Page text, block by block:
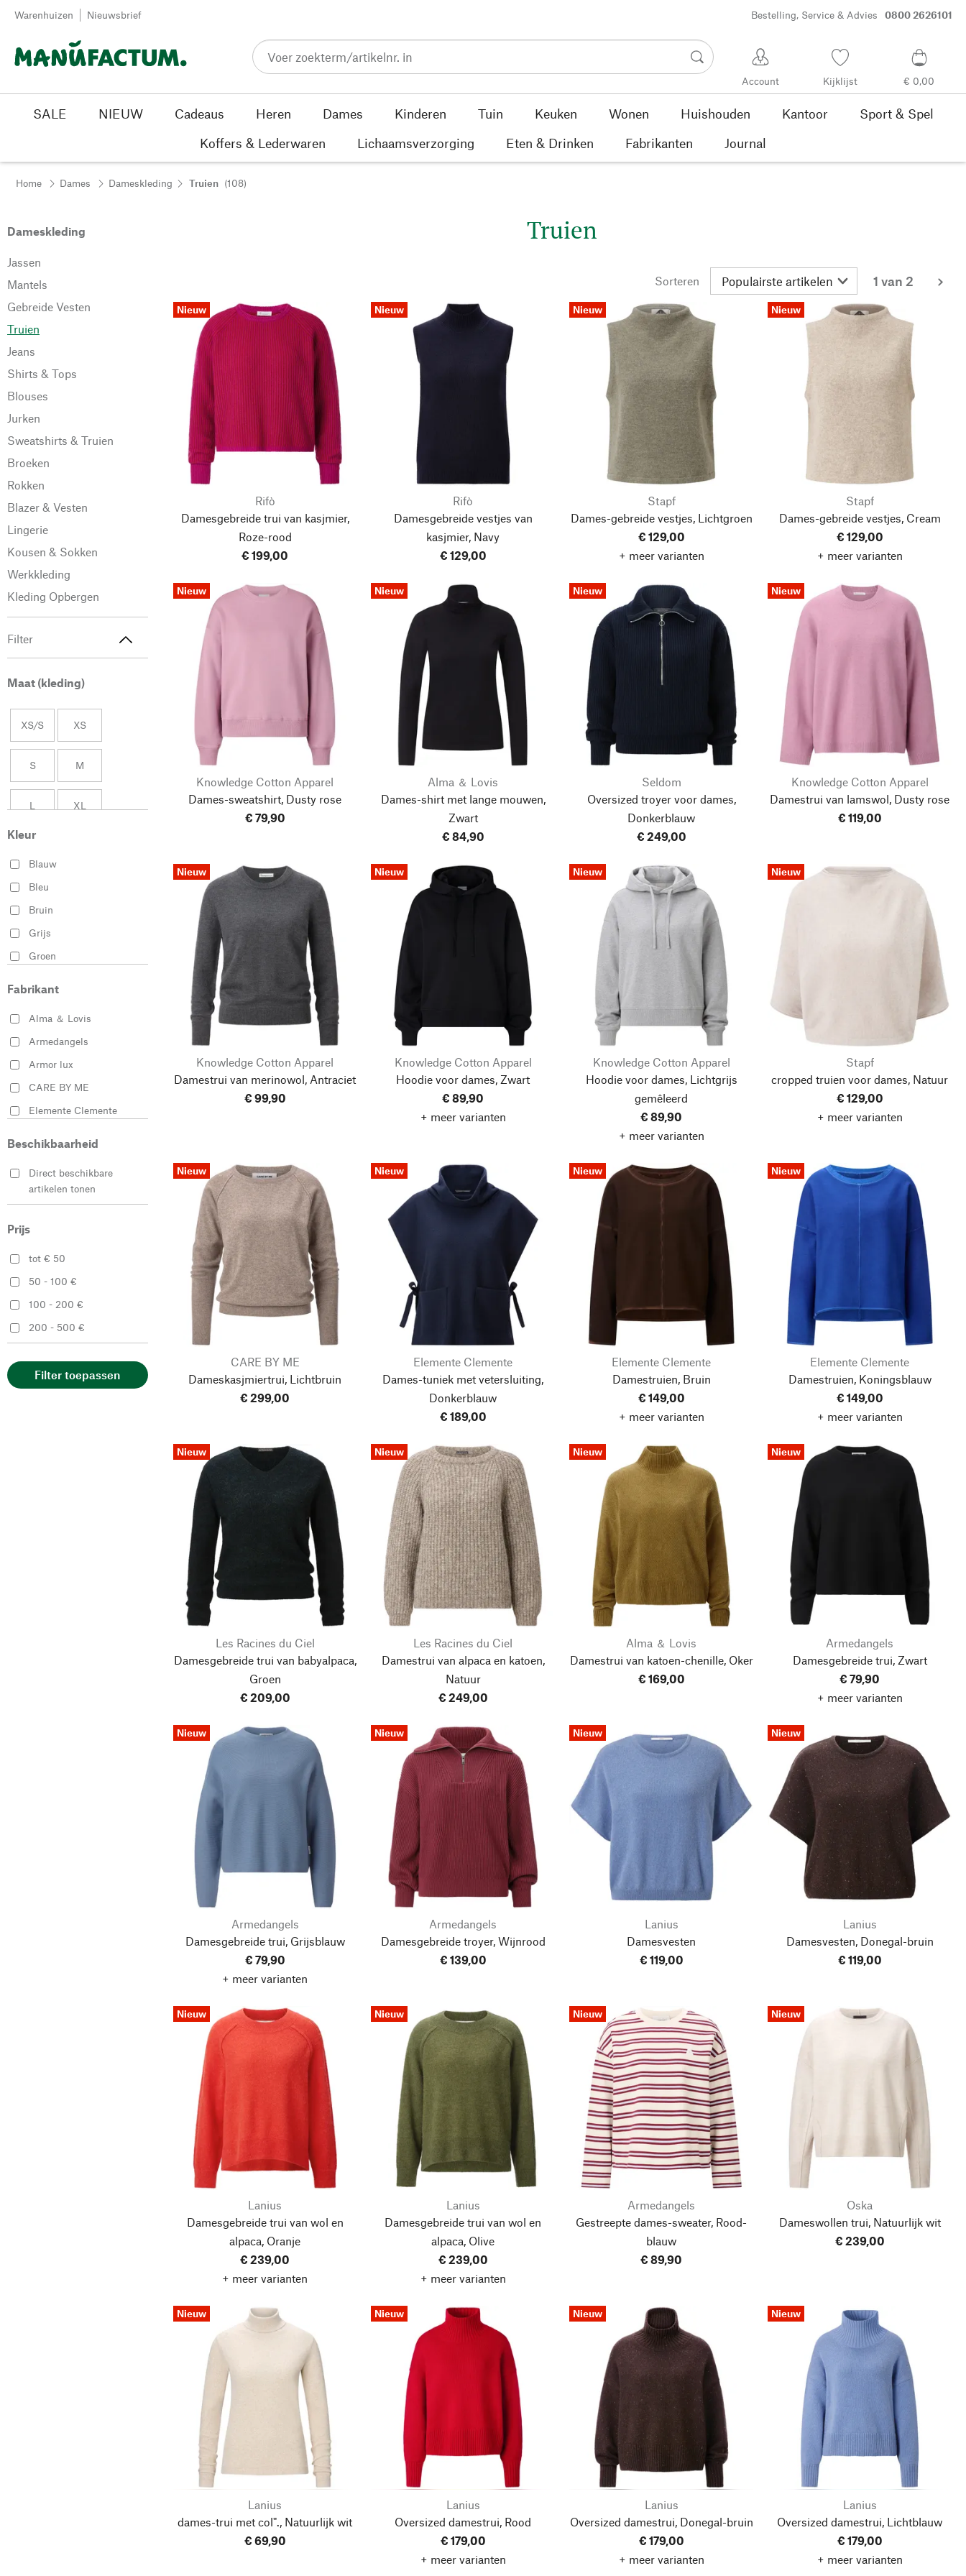
Passer au contenu
Warenhuizen Nieuwsbrief Bestelling, Service & Advies 0800 2626101
Account Kijklijst € 0,00
SALE NIEUW Cadeaus Heren Dames Kinderen Tuin Keuken Wonen Huishouden Kantoor
Sport & Spel
Koffers & Lederwaren
Lichaamsverzorging Eten & Drinken Fabrikanten Journal
Home Dames Dameskleding Truien (108)
Dameskleding
Jassen
Mantels
Gebreide Vesten
Truien
Jeans
Shirts & Tops
Blouses
Jurken
Sweatshirts & Truien
Broeken
Rokken
Blazer & Vesten
Lingerie
Kousen & Sokken
Werkkleding
Kleding Opbergen
Filter
Maat (kleding)
XS/S XS
S M
L XL
34
42 44
2 (38) 3 (40)
3 (44) 4 (42)
0 (34/36) I (36-40)
II (42-46) 2 (40/42)
Kleur
Blauw
Bleu
Bruin
Grijs
Groen
Wit
Zwart
Fabrikant
Alma ＆ Lovis
Armedangels
Armor lux
CARE BY ME
Elemente Clemente
Jan ’n June
Knowledge Cotton
Les Racines du Ciel
Merz b. Schwanen
Moismont
Oska
Rifò
Beschikbaarheid
Direct beschikbare
artikelen tonen
Prijs
tot € 50
50 - 100 €
100 - 200 €
200 - 500 €
Filter toepassen
Truien
Sorteren
1 van 2
Nieuw
Rifò
Damesgebreide trui van kasjmier,
Roze-rood
€ 199,00
Nieuw
Rifò
Damesgebreide vestjes van
kasjmier, Navy
€ 129,00
Nieuw
Stapf
Dames-gebreide vestjes, Lichtgroen
€ 129,00
+ meer varianten
Nieuw
Stapf
Dames-gebreide vestjes, Cream
€ 129,00
+ meer varianten
Nieuw
Knowledge Cotton Apparel
Dames-sweatshirt, Dusty rose
€ 79,90
Nieuw
Alma ＆ Lovis
Dames-shirt met lange mouwen,
Zwart
€ 84,90
Nieuw
Seldom
Oversized troyer voor dames,
Donkerblauw
€ 249,00
Nieuw
Knowledge Cotton Apparel
Damestrui van lamswol, Dusty rose
€ 119,00
Nieuw
Knowledge Cotton Apparel
Damestrui van merinowol, Antraciet
€ 99,90
Nieuw
Knowledge Cotton Apparel
Hoodie voor dames, Zwart
€ 89,90
+ meer varianten
Nieuw
Knowledge Cotton Apparel
Hoodie voor dames, Lichtgrijs
gemêleerd
€ 89,90
+ meer varianten
Nieuw
Stapf
cropped truien voor dames, Natuur
€ 129,00
+ meer varianten
Nieuw
CARE BY ME
Dameskasjmiertrui, Lichtbruin
€ 299,00
Nieuw
Elemente Clemente
Dames-tuniek met vetersluiting,
Donkerblauw
€ 189,00
Nieuw
Elemente Clemente
Damestruien, Bruin
€ 149,00
+ meer varianten
Nieuw
Elemente Clemente
Damestruien, Koningsblauw
€ 149,00
+ meer varianten
Nieuw
Les Racines du Ciel
Damesgebreide trui van babyalpaca,
Groen
€ 209,00
Nieuw
Les Racines du Ciel
Damestrui van alpaca en katoen,
Natuur
€ 249,00
Nieuw
Alma ＆ Lovis
Damestrui van katoen-chenille, Oker
€ 169,00
Nieuw
Armedangels
Damesgebreide trui, Zwart
€ 79,90
+ meer varianten
Nieuw
Armedangels
Damesgebreide trui, Grijsblauw
€ 79,90
+ meer varianten
Nieuw
Armedangels
Damesgebreide troyer, Wijnrood
€ 139,00
Nieuw
Lanius
Damesvesten
€ 119,00
Nieuw
Lanius
Damesvesten, Donegal-bruin
€ 119,00
Nieuw
Lanius
Damesgebreide trui van wol en
alpaca, Oranje
€ 239,00
+ meer varianten
Nieuw
Lanius
Damesgebreide trui van wol en
alpaca, Olive
€ 239,00
+ meer varianten
Nieuw
Armedangels
Gestreepte dames-sweater, Rood-
blauw
€ 89,90
Nieuw
Oska
Dameswollen trui, Natuurlijk wit
€ 239,00
Nieuw
Lanius
dames-trui met col"., Natuurlijk wit
€ 69,90
Nieuw
Lanius
Oversized damestrui, Rood
€ 179,00
+ meer varianten
Nieuw
Lanius
Oversized damestrui, Donegal-bruin
€ 179,00
+ meer varianten
Nieuw
Lanius
Oversized damestrui, Lichtblauw
€ 179,00
+ meer varianten